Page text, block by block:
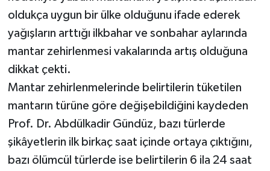
oldukça uygun bir ülke olduğunu ifade ederek
yağışların arttığı ilkbahar ve sonbahar aylarında
mantar zehirlenmesi vakalarında artış olduğuna
dikkat çekti.
Mantar zehirlenmelerinde belirtilerin tüketilen
mantarın türüne göre değişebildiğini kaydeden
Prof. Dr. Abdülkadir Gündüz, bazı türlerde
şikâyetlerin ilk birkaç saat içinde ortaya çıktığını,
bazı ölümcül türlerde ise belirtilerin 6 ila 24 saat